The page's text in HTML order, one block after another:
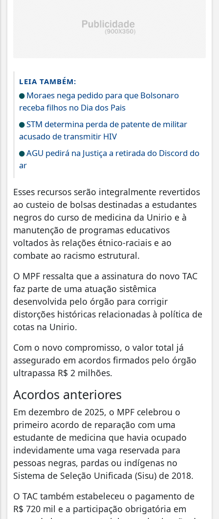
LEIA TAMBÉM:
Moraes nega pedido para que Bolsonaro
receba filhos no Dia dos Pais
STM determina perda de patente de militar
acusado de transmitir HIV
AGU pedirá na Justiça a retirada do Discord do
ar
Esses recursos serão integralmente revertidos
ao custeio de bolsas destinadas a estudantes
negros do curso de medicina da Unirio e à
manutenção de programas educativos
voltados às relações étnico-raciais e ao
combate ao racismo estrutural.
O MPF ressalta que a assinatura do novo TAC
faz parte de uma atuação sistêmica
desenvolvida pelo órgão para corrigir
distorções históricas relacionadas à política de
cotas na Unirio.
Com o novo compromisso, o valor total já
assegurado em acordos firmados pelo órgão
ultrapassa R$ 2 milhões.
Acordos anteriores
Em dezembro de 2025, o MPF celebrou o
primeiro acordo de reparação com uma
estudante de medicina que havia ocupado
indevidamente uma vaga reservada para
pessoas negras, pardas ou indígenas no
Sistema de Seleção Unificada (Sisu) de 2018.
O TAC também estabeleceu o pagamento de
R$ 720 mil e a participação obrigatória em